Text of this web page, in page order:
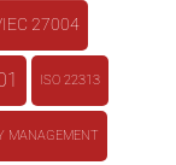
IEC 27004
ISO 22313
MANAGEMENT